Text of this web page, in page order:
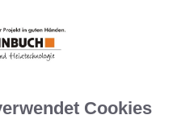
Cookies